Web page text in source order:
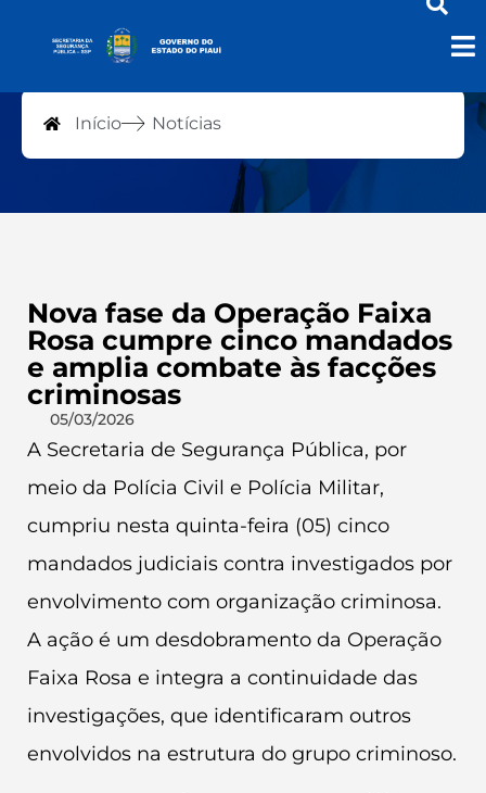
Notícias
Início Notícias
Nova fase da Operação Faixa
Rosa cumpre cinco mandados
e amplia combate às facções
criminosas
05/03/2026
A Secretaria de Segurança Pública, por
meio da Polícia Civil e Polícia Militar,
cumpriu nesta quinta-feira (05) cinco
mandados judiciais contra investigados por
envolvimento com organização criminosa.
A ação é um desdobramento da Operação
Faixa Rosa e integra a continuidade das
investigações, que identificaram outros
envolvidos na estrutura do grupo criminoso.